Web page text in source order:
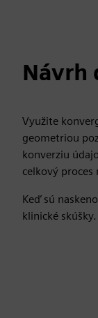
Návrh
Využite
geometriou
konverziu
celkový
Keď sú
klinické